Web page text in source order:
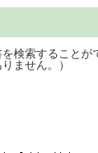
の蔵書を
ません。）